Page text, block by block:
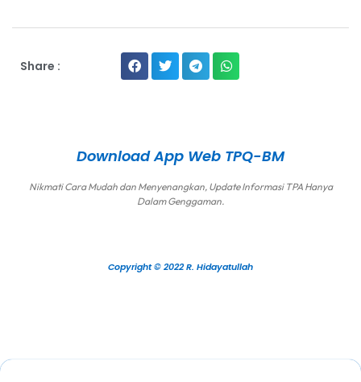
Share :
Download App Web TPQ-BM
Nikmati Cara Mudah dan Menyenangkan, Update Informasi TPA Hanya
Dalam Genggaman.
Copyright © 2022 R. Hidayatullah